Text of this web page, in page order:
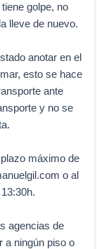
golpe, no
lleve de nuevo.
anotar en el
esto se hace
ante
y no se
máximo de
o al
agencias de
a ningún piso o